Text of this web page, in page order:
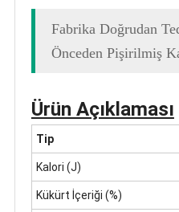
Fabrika Doğrudan
Önceden Pişirilmiş
Ürün Açıklaması
Tip
Kalori (J)
Kükürt İçeriği (%)